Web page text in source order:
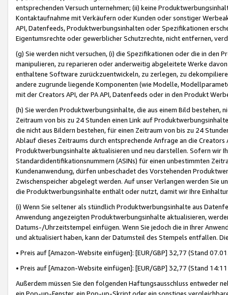
entsprechenden Versuch unternehmen; (ii) keine
Kontaktaufnahme mit Verkäufern oder Kunden oder sonstiger
API, Datenfeeds, Produktwerbungsinhalten oder Spezifikationen
Eigentumsrechte oder gewerblicher Schutzrechte, nicht entfernen,
(g) Sie werden nicht versuchen, (i) die Spezifikationen oder die in
manipulieren, zu reparieren oder anderweitig abgeleitete Werke
enthaltene Software zurückzuentwickeln, zu zerlegen, zu
andere zugrunde liegende Komponenten (wie Modelle,
mit der Creators API, der PA API, Datenfeeds oder in den Produkt
(h) Sie werden Produktwerbungsinhalte, die aus einem Bild bestehen,
Zeitraum von bis zu 24 Stunden einen Link auf
die nicht aus Bildern bestehen, für einen Zeitraum von bis zu 24
Ablauf dieses Zeitraums durch entsprechende Anfrage an die
Produktwerbungsinhalte aktualisieren und neu darstellen. Sofern wir
Standardidentifikationsnummern (ASINs) für einen unbestimmten
Kundenanwendung, dürfen unbeschadet des Vorstehenden
Zwischenspeicher abgelegt werden. Auf unser Verlangen werden Sie
die Produktwerbungsinhalte enthält oder nutzt, damit wir Ihre
(i) Wenn Sie seltener als stündlich Produktwerbungsinhalte aus
Anwendung angezeigten Produktwerbungsinhalte aktualisieren,
Datums-/Uhrzeitstempel einfügen. Wenn Sie jedoch die in Ihrer
und aktualisiert haben, kann der Datumsteil des Stempels entfallen.
• Preis auf [Amazon-Website einfügen]: [EUR/GBP] 32,77 (Stand
• Preis auf [Amazon-Website einfügen]: [EUR/GBP] 32,77 (Stand
Außerdem müssen Sie den folgenden Haftungsausschluss entweder
ein Pop-up-Fenster, ein Pop-up-Skript oder ein sonstiges